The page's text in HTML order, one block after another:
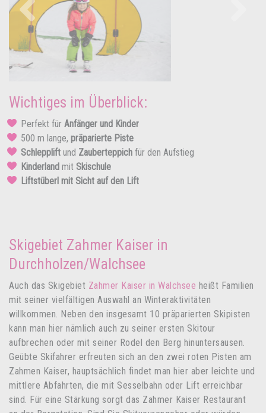
Previous
Wichtiges im Überblick:
Perfekt für Anfänger und Kinder
500 m lange, präparierte Piste
Schlepplift und Zauberteppich für den Aufstieg
Kinderland mit Skischule
Liftstüberl mit Sicht auf den Lift
Skigebiet Zahmer Kaiser in
Durchholzen/Walchsee
Auch das Skigebiet Zahmer Kaiser in Walchsee heißt Familien
mit seiner vielfältigen Auswahl an Winteraktivitäten
willkommen. Neben den insgesamt 10 präparierten Skipisten
kann man hier nämlich auch zu seiner ersten Skitour
aufbrechen oder mit seiner Rodel den Berg hinuntersausen.
Geübte Skifahrer erfreuten sich an den zwei roten Pisten am
Zahmen Kaiser, hauptsächlich findet man hier aber leichte und
mittlere Abfahrten, die mit Sesselbahn oder Lift erreichbar
sind. Für eine Stärkung sorgt das Zahmer Kaiser Restaurant